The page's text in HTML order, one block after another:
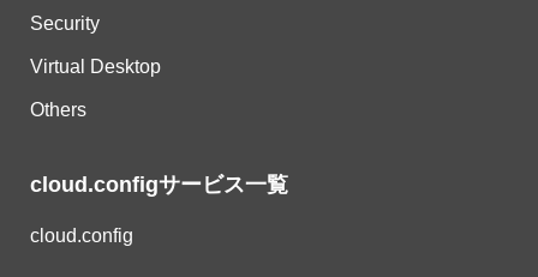
Security
Virtual Desktop
Others
cloud.configサービス一覧
cloud.config